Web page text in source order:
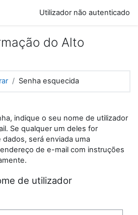
Utilizador não autenticado
do Alto
Senha esquecida
indique o seu nome de utilizador
Se qualquer um deles for
será enviada uma
de e-mail com instruções
de utilizador